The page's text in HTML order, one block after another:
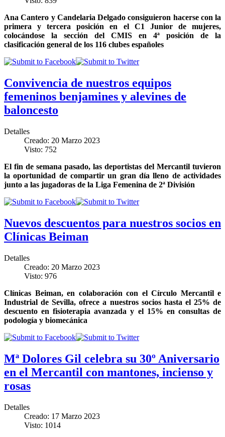
Ana Cantero y Candelaria Delgado consiguieron hacerse con la
primera y tercera posición en el C1 Junior de mujeres,
colocándose la sección del CMIS en 4ª posición de la
clasificación general de los 116 clubes españoles
Convivencia de nuestros equipos
femeninos benjamines y alevines de
baloncesto
Detalles
Creado: 20 Marzo 2023
Visto: 752
El fin de semana pasado, las deportistas del Mercantil tuvieron
la oportunidad de compartir un gran día lleno de actividades
junto a las jugadoras de la Liga Femenina de 2ª División
Nuevos descuentos para nuestros socios en
Clínicas Beiman
Detalles
Creado: 20 Marzo 2023
Visto: 976
Clínicas Beiman, en colaboración con el Círculo Mercantil e
Industrial de Sevilla, ofrece a nuestros socios hasta el 25% de
descuento en fisioterapia avanzada y el 15% en consultas de
podología y biomecánica
Mª Dolores Gil celebra su 30º Aniversario
en el Mercantil con mantones, incienso y
rosas
Detalles
Creado: 17 Marzo 2023
Visto: 1014